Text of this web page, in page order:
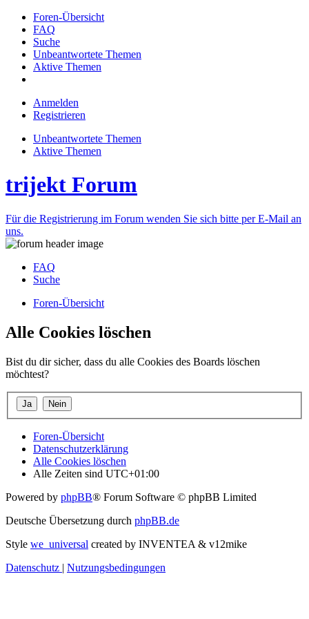
Foren-Übersicht
FAQ
Suche
Unbeantwortete Themen
Aktive Themen
Anmelden
Registrieren
Unbeantwortete Themen
Aktive Themen
trijekt Forum
Für die Registrierung im Forum wenden Sie sich bitte per E-Mail an
uns.
FAQ
Suche
Foren-Übersicht
Alle Cookies löschen
Bist du dir sicher, dass du alle Cookies des Boards löschen
möchtest?
Foren-Übersicht
Datenschutzerklärung
Alle Cookies löschen
Alle Zeiten sind UTC+01:00
Powered by phpBB® Forum Software © phpBB Limited
Deutsche Übersetzung durch phpBB.de
Style we_universal created by INVENTEA & v12mike
Datenschutz | Nutzungsbedingungen